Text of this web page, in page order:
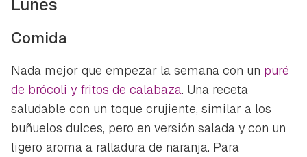
Lunes
Comida
Nada mejor que empezar la semana con un puré
de brócoli y fritos de calabaza. Una receta
saludable con un toque crujiente, similar a los
buñuelos dulces, pero en versión salada y con un
ligero aroma a ralladura de naranja. Para